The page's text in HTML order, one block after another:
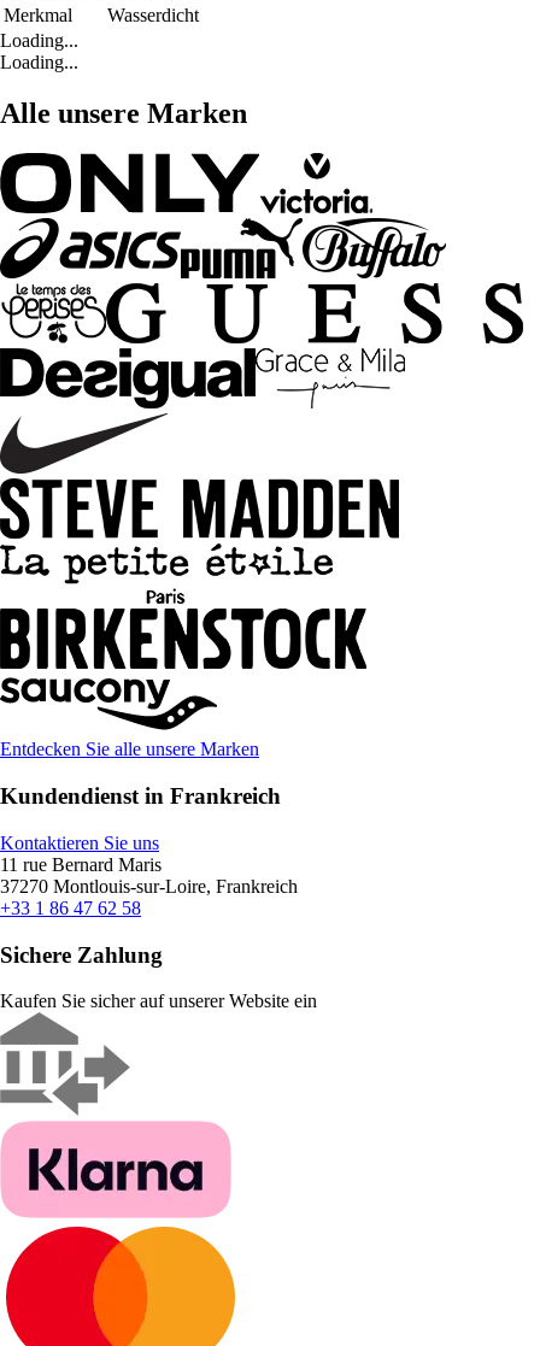
Merkmal
Wasserdicht
Loading...
Loading...
Alle unsere Marken
Entdecken Sie alle unsere Marken
Kundendienst in Frankreich
Kontaktieren Sie uns
11 rue Bernard Maris
37270 Montlouis-sur-Loire, Frankreich
+33 1 86 47 62 58
Sichere Zahlung
Kaufen Sie sicher auf unserer Website ein